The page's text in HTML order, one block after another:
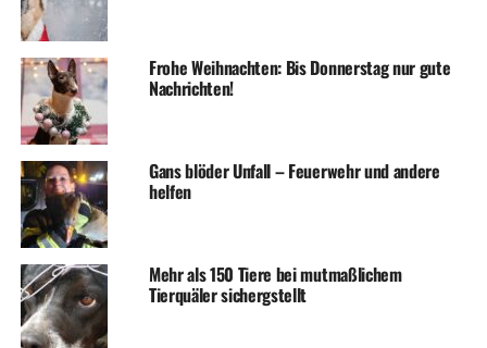
RELATED TOPICS:
UP NEXT
Tierheimhund „Emy“ sucht ein neues Zuhause
DON'T MISS
Tierheimhund „Rambo“ sucht ein neues Zuhause
Frohe Weihnachten: Bis Donnerstag nur gute
Nachrichten!
Gans blöder Unfall – Feuerwehr und andere
helfen
Mehr als 150 Tiere bei mutmaßlichem
Tierquäler sichergstellt